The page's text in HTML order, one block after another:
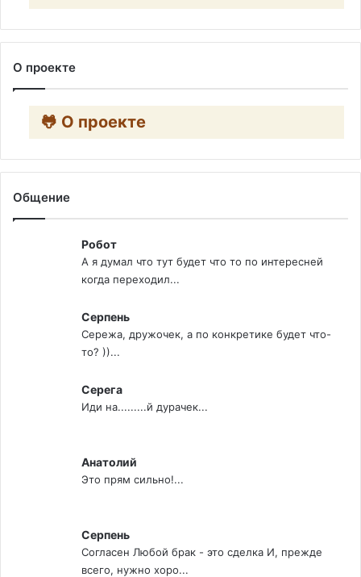
О проекте
🐸 О проекте
Общение
Робот
А я думал что тут будет что то по интересней
когда переходил...
Серпень
Сережа, дружочек, а по конкретике будет что-
то? ))...
Серега
Иди на.........й дурачек...
Анатолий
Это прям сильно!...
Серпень
Согласен Любой брак - это сделка И, прежде
всего, нужно хоро...